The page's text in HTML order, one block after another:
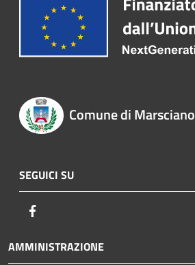
Comune di Marsciano
SEGUICI SU
AMMINISTRAZIONE